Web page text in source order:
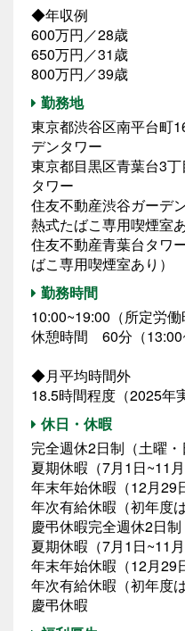
◆年収例
600万円／28歳
650万円／31歳
800万円／39歳
勤務地
東京都渋谷区南平台町
デンタワー
東京都目黒区青葉台3
タワー
住友不動産渋谷ガーデ
熱式たばこ専用喫煙室あ
住友不動産青葉台タワ
ばこ専用喫煙室あり）
勤務時間
10:00~19:00（所定労働
休憩時間 60分（
◆月平均時間外
18.5時間程度（2025年
休日・休暇
完全週休2日制（土曜
夏期休暇（7月1日~11
年末年始休暇（12月29
年次有給休暇（初年度
慶弔休暇完全週休2日
夏期休暇（7月1日~11
年末年始休暇（12月29
年次有給休暇（初年度
慶弔休暇